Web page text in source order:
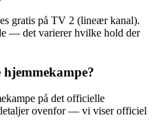
gratis på TV 2 (lineær kanal).
— det varierer hvilke hold der
på det officielle
ovenfor — vi viser officiel